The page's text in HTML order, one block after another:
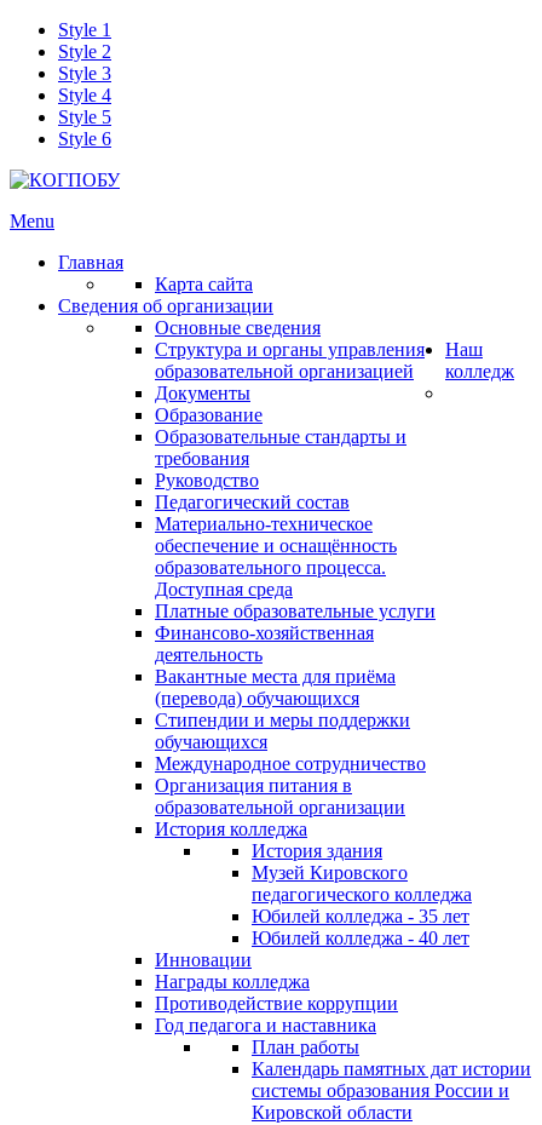
Style 1
Style 2
Style 3
Style 4
Style 5
Style 6
Menu
Главная
Карта сайта
Сведения об организации
Основные сведения
Структура и органы управления
образовательной организацией
Документы
Образование
Образовательные стандарты и
требования
Руководство
Педагогический состав
Материально-техническое
обеспечение и оснащённость
образовательного процесса.
Доступная среда
Платные образовательные услуги
Финансово-хозяйственная
деятельность
Вакантные места для приёма
(перевода) обучающихся
Стипендии и меры поддержки
обучающихся
Международное сотрудничество
Организация питания в
образовательной организации
Наш
колледж
История колледжа
История здания
Музей Кировского
педагогического колледжа
Юбилей колледжа - 35 лет
Юбилей колледжа - 40 лет
Инновации
Награды колледжа
Противодействие коррупции
Год педагога и наставника
План работы
Календарь памятных дат истории
системы образования России и
Кировской области